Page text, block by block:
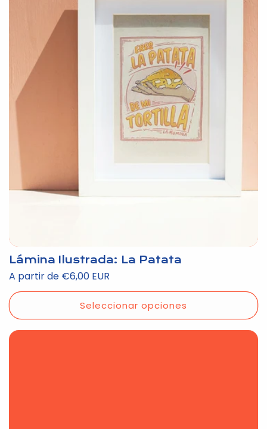
Lámina Ilustrada: La Patata
Precio
habitual
A partir de €6,00 EUR
Seleccionar opciones